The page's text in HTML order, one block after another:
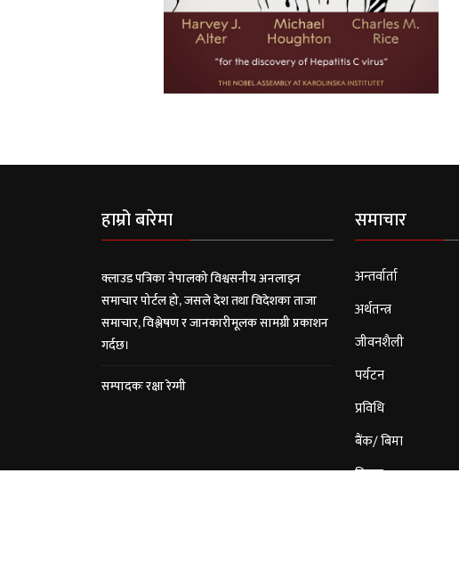
हाम्रो बारेमा
क्लाउड पत्रिका नेपालको विश्वसनीय अनलाइन
समाचार पोर्टल हो, जसले देश तथा विदेशका ताजा
समाचार, विश्लेषण र जानकारीमूलक सामग्री प्रकाशन
गर्दछ।
सम्पादकः रक्षा रेग्मी
समाचार
अन्तर्वार्ता
अर्थतन्त्र
जीवनशैली
पर्यटन
प्रविधि
बैंक/ बिमा
विचार